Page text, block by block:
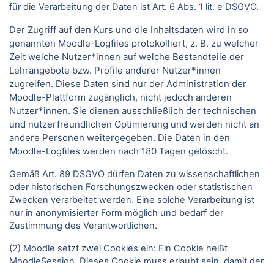
für die Verarbeitung der Daten ist Art. 6 Abs. 1 lit. e DSGVO.
Der Zugriff auf den Kurs und die Inhaltsdaten wird in so
genannten Moodle-Logfiles protokolliert, z. B. zu welcher
Zeit welche Nutzer*innen auf welche Bestandteile der
Lehrangebote bzw. Profile anderer Nutzer*innen
zugreifen. Diese Daten sind nur der Administration der
Moodle-Plattform zugänglich, nicht jedoch anderen
Nutzer*innen. Sie dienen ausschließlich der technischen
und nutzerfreundlichen Optimierung und werden nicht an
andere Personen weitergegeben. Die Daten in den
Moodle-Logfiles werden nach 180 Tagen gelöscht.
Gemäß Art. 89 DSGVO dürfen Daten zu wissenschaftlichen
oder historischen Forschungszwecken oder statistischen
Zwecken verarbeitet werden. Eine solche Verarbeitung ist
nur in anonymisierter Form möglich und bedarf der
Zustimmung des Verantwortlichen.
(2) Moodle setzt zwei Cookies ein: Ein Cookie heißt